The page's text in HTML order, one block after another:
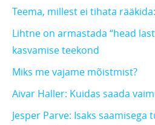
Teema, millest ei tihata
Lihtne on armastada “head
kasvamise teekond
Miks me vajame mõistmist?
Aivar Haller: Kuidas saada
Jesper Parve: Isaks